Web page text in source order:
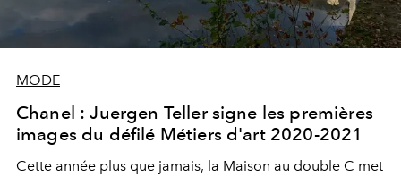
MODE
Chanel : Juergen Teller signe les premières
images du défilé Métiers d'art 2020-2021
Cette année plus que jamais, la Maison au double C met